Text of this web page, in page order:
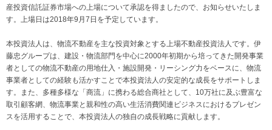
産投資信託証券市場への上場について承認を得ましたので、お知らせいたしま
す。上場日は2018年9月7日を予定しています。
本投資法人は、物流不動産を主な投資対象とする上場不動産投資法人です。伊
藤忠グループは、建設・物流部門を中心に2000年初期から培ってきた開発事業
者としての物流不動産の用地仕入・施設開発・リーシング力をベースに、物流
事業者としての経験も活かすことで本投資法人の安定的な成長をサポートしま
す。また、多種多様な「商流」に携わる総合商社として、10万社に及ぶ豊富な
取引顧客網、物流事業と親和性の高い生活消費関連ビジネスにおけるプレゼン
スを活用することで、本投資法人の独自の成長戦略に貢献します。